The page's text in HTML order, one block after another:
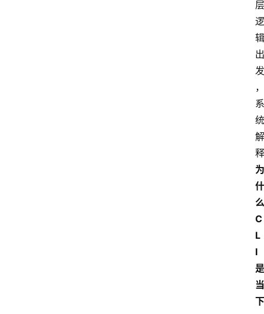
层
逻
辑
出
发
，
系
统
解
释
为
什
么
C
L
I
是
当
下